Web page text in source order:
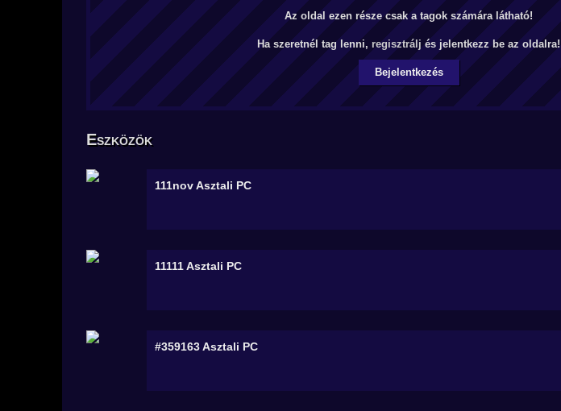
Az oldal ezen része csak a tagok számára látható!
Ha szeretnél tag lenni, regisztrálj és jelentkezz be az oldalra!
Bejelentkezés
Eszközök
111novAsztali PC
11111Asztali PC
#359163Asztali PC